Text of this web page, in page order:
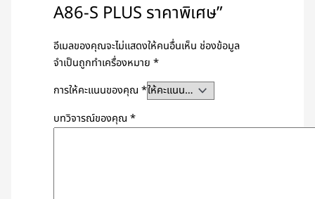
A86-S PLUS ราคาพิเศษ”
อีเมลของคุณจะไม่แสดงให้คนอื่นเห็น ช่องข้อมูล
จำเป็นถูกทำเครื่องหมาย*
การให้คะแนนของคุณ*
บทวิจารณ์ของคุณ*